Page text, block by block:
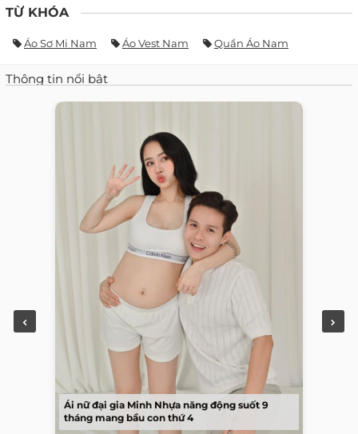
TỪ KHÓA
Áo Sơ Mi Nam Áo Vest Nam Quần Áo Nam
Thông tin nổi bật
Ái nữ đại gia Minh Nhựa năng động suốt 9
tháng mang bầu con thứ 4